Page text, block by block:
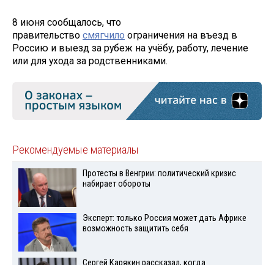
8 июня сообщалось, что
правительство смягчило ограничения на въезд в
Россию и выезд за рубеж на учёбу, работу, лечение
или для ухода за родственниками.
Рекомендуемые материалы
Протесты в Венгрии: политический кризис
набирает обороты
Эксперт: только Россия может дать Африке
возможность защитить себя
Сергей Карякин рассказал, когда